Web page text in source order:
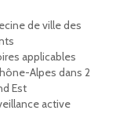
de ville des
applicables
Alpes dans 2
Est
active